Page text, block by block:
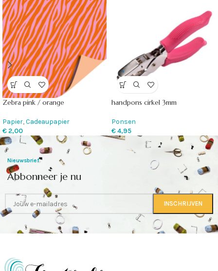
Zebra pink / orange
Papier,Cadeaupapier
€ 2,00
handpons cirkel 3mm
Ponsen
€4,95
Nieuwsbrief
Abbonneer je nu